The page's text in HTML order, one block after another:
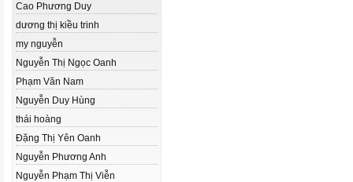
Cao Phương Duy
dương thị kiều trinh
my nguyễn
Nguyễn Thị Ngọc Oanh
Phạm Văn Nam
Nguyễn Duy Hùng
thái hoàng
Đặng Thị Yên Oanh
Nguyễn Phương Anh
Nguyễn Phạm Thị Viễn